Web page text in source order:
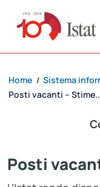
Home / Sistema
Posti vacanti –
Posti